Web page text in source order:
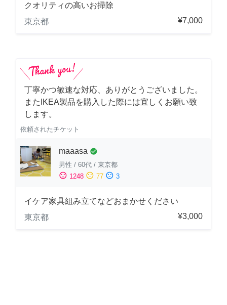
クオリティの高いお掃除
東京都
¥7,000
丁寧かつ敏速な対応、ありがとうございました。
またIKEA製品を購入した際には宜しくお願い致
します。
依頼されたチケット
maaasa check_circle
男性 / 60代 / 東京都
sentiment_satisfied 1248 sentiment_neutral 77 sentiment_dissatisfied 3
イケア家具組み立てなどおまかせください
東京都
¥3,000